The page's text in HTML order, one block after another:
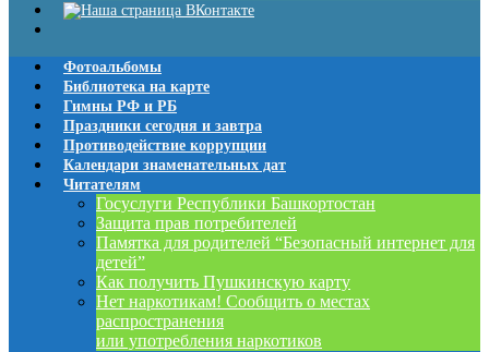
Фотоальбомы
Библиотека на карте
Гимны РФ и РБ
Праздники сегодня и завтра
Противодействие коррупции
Календари знаменательных дат
Читателям
Госуслуги Республики Башкортостан
Защита прав потребителей
Памятка для родителей “Безопасный интернет для
детей”
Как получить Пушкинскую карту
Нет наркотикам! Сообщить о местах
распространения
или употребления наркотиков